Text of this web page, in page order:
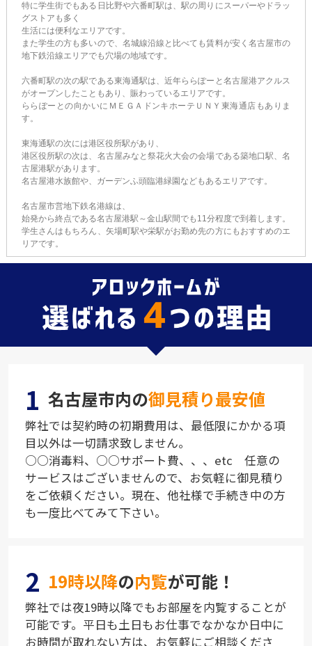
特に学生街でもある日比野や六番町駅は、駅の周りにスーパーやドラッ
グストアも多く
生活には便利なエリアです。
また学生の方も多いので、名城線沿線と比べても賃料が安く名古屋市の
地下鉄沿線エリアでも穴場の地域です。
六番町駅の次の駅である東海通駅は、近年ららぽーと名古屋港アクルス
がオープンしたこともあり、賑わっているエリアです。
ららぽーとの向かいにＭＥＧＡドンキホーテＵＮＹ東海通店もありま
す。
東海通駅の次には港区役所駅があり、
港区役所駅の次は、名古屋みなと祭花火大会の会場である築地口駅、名
古屋港駅があります。
名古屋港水族館や、ガーデンふ頭臨港緑園などもあるエリアです。
名古屋市営地下鉄名港線は、
始発から終点である名古屋港駅～金山駅間でも11分程度で到着します。
学生さんはもちろん、矢場町駅や栄駅がお勤め先の方にもおすすめのエ
リアです。
1 名古屋市内の御見積り最安値
弊社では契約時の初期費用は、最低限にかかる項
目以外は一切請求致しません。
○○消毒料、○○サポート費、、、etc 任意の
サービスはございませんので、お気軽に御見積り
をご依頼ください。現在、他社様で手続き中の方
も一度比べてみて下さい。
2 19時以降の内覧が可能！
弊社では夜19時以降でもお部屋を内覧することが
可能です。平日も土日もお仕事でなかなか日中に
お時間が取れない方は、お気軽にご相談くださ